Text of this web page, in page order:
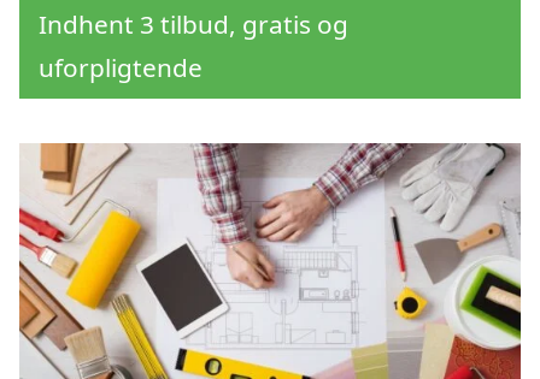
Indhent 3 tilbud, gratis og
uforpligtende